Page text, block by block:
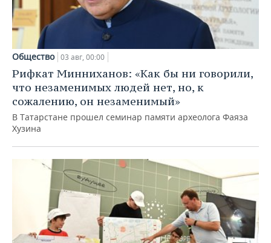
Общество 03 авг, 00:00
Рифкат Минниханов: «Как бы ни говорили,
что незаменимых людей нет, но, к
сожалению, он незаменимый»
В Татарстане прошел семинар памяти археолога Фаяза
Хузина